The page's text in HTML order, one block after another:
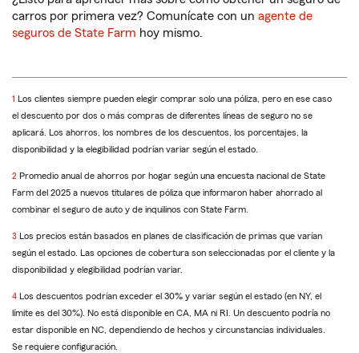
carros por primera vez? Comunícate con un agente de
seguros de State Farm hoy mismo.
Regresar
a
la
referencia
1 Los clientes siempre pueden elegir comprar solo una póliza, pero en ese caso
el descuento por dos o más compras de diferentes líneas de seguro no se
aplicará. Los ahorros, los nombres de los descuentos, los porcentajes, la
disponibilidad y la elegibilidad podrían variar según el estado.
Regresar
a
la
2 Promedio anual de ahorros por hogar según una encuesta nacional de State
Farm del 2025 a nuevos titulares de póliza que informaron haber ahorrado al
combinar el seguro de auto y de inquilinos con State Farm.
Regresar
a
la
3 Los precios están basados en planes de clasificación de primas que varían
según el estado. Las opciones de cobertura son seleccionadas por el cliente y la
disponibilidad y elegibilidad podrían variar.
Regresar
a
la
referencia
4 Los descuentos podrían exceder el 30% y variar según el estado (en NY, el
límite es del 30%). No está disponible en CA, MA ni RI. Un descuento podría no
estar disponible en NC, dependiendo de hechos y circunstancias individuales.
Se requiere configuración.